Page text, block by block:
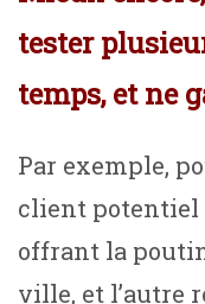
tester
temps, et ne
Par exemple,
client potentiel
offrant la
ville, et l’autre